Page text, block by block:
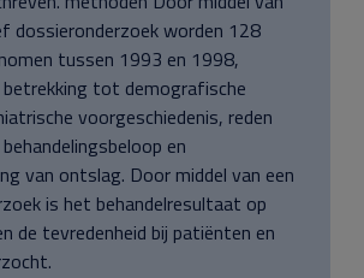
dossieronderzoek worden 128
tussen 1993 en 1998,
tot demografische
voorgeschiedenis, reden
en
van ontslag. Door middel van een
is het behandelresultaat op
de tevredenheid bij patiënten en